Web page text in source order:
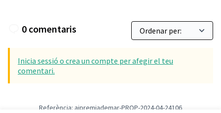
0 comentaris
Inicia sessió o crea un compte per afegir el teu
comentari.
Referència: ajpremiademar-PROP-2024-04-24106